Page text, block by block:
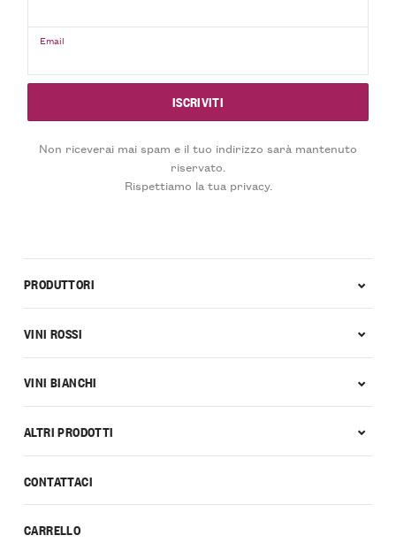
Email
Non riceverai mai spam e il tuo indirizzo sarà mantenuto
riservato.
Rispettiamo la tua privacy.
CONTATTACI
CARRELLO
PRODUTTORI
VINI ROSSI
VINI BIANCHI
ALTRI PRODOTTI